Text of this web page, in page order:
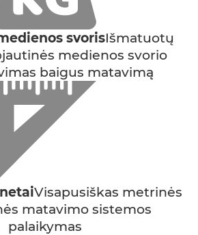
svorisIšmatuotų
medienos svorio
baigus matavimą
Visapusiškas metrinės
matavimo sistemos
palaikymas